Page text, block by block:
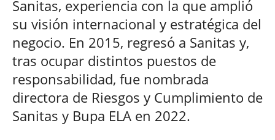
Sanitas, experiencia con la que amplió
su visión internacional y estratégica del
negocio. En 2015, regresó a Sanitas y,
tras ocupar distintos puestos de
responsabilidad, fue nombrada
directora de Riesgos y Cumplimiento de
Sanitas y Bupa ELA en 2022.